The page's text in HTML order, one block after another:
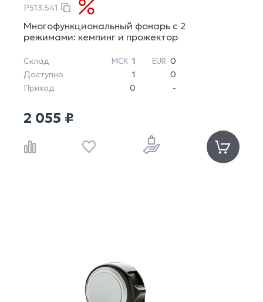
P513.541
Многофункциональный фонарь с 2
режимами: кемпинг и прожектор
Склад МСК 1 EUR 0
Доступно
1
0
Приход
0 -
2 055 ₽